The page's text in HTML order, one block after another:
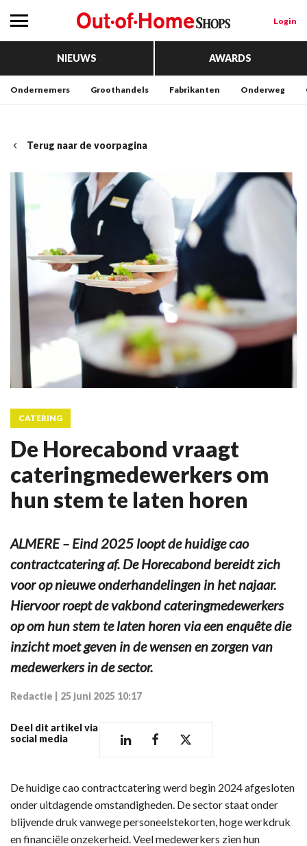
Login
NIEUWS AWARDS
Ondernemers Groothandels Fabrikanten Onderweg
Terug naar de voorpagina
CATERING
De Horecabond vraagt
cateringmedewerkers om
hun stem te laten horen
ALMERE – Eind 2025 loopt de huidige cao
contractcatering af. De Horecabond bereidt zich
voor op nieuwe onderhandelingen in het najaar.
Hiervoor roept de vakbond cateringmedewerkers
op om hun stem te laten horen via een enquête die
inzicht moet geven in de wensen en zorgen van
medewerkers in de sector.
Redactie 25 juni 2025 10:17
Deel dit artikel via
social media
De huidige cao contractcatering werd begin 2024 afgesloten
onder uitdagende omstandigheden. De sector staat onder
blijvende druk vanwege personeelstekorten, hoge werkdruk
en financiële onzekerheid. Veel medewerkers zien hun